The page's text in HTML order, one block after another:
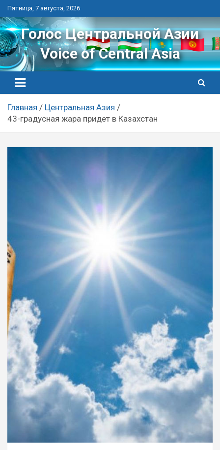
Перейти
к
контенту
Пятница, 7 августа, 2026
Голос Центральной Азии
Voice of Central Asia
Главная
Центральная Азия
43-градусная жара придет в Казахстан